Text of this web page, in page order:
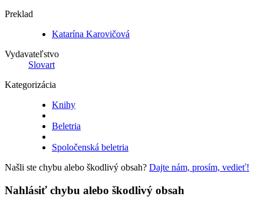
Preklad
Katarína Karovičová
Vydavateľstvo
Slovart
Kategorizácia
Knihy
Beletria
Spoločenská beletria
Našli ste chybu alebo škodlivý obsah? Dajte nám, prosím, vedieť!
Nahlásiť chybu alebo škodlivý obsah